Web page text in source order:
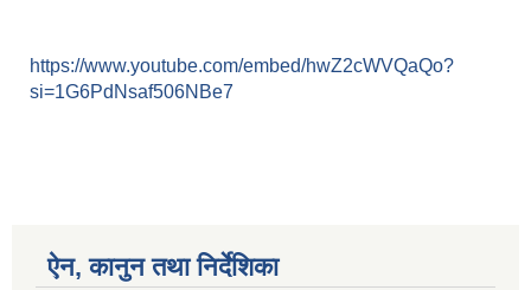
https://www.youtube.com/embed/hwZ2cWVQaQo?
si=1G6PdNsaf506NBe7
ऐन, कानुन तथा निर्देशिका